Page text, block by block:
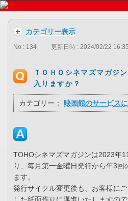
カテゴリー表示
No : 134 更新日時 : 2024/02/22 16:35
ＴＯＨＯシネマズマガジ
入りますか？
カテゴリー： 映画館のサービス
TOHOシネマズマガジンは2023年
り、毎月第一金曜日発行から年3回
ます。
発行サイクル変更後も、お客様に